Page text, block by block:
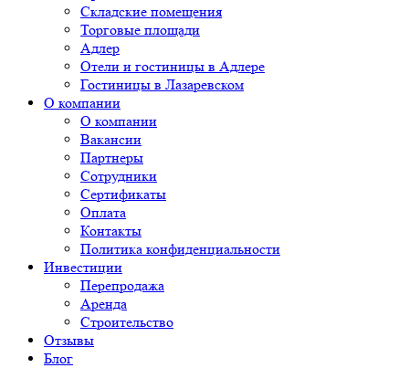
Складские помещения
Торговые площади
Адлер
Отели и гостиницы в Адлере
Гостиницы в Лазаревском
О компании
О компании
Вакансии
Партнеры
Сотрудники
Сертификаты
Оплата
Контакты
Политика конфиденциальности
Инвестиции
Перепродажа
Аренда
Строительство
Отзывы
Блог